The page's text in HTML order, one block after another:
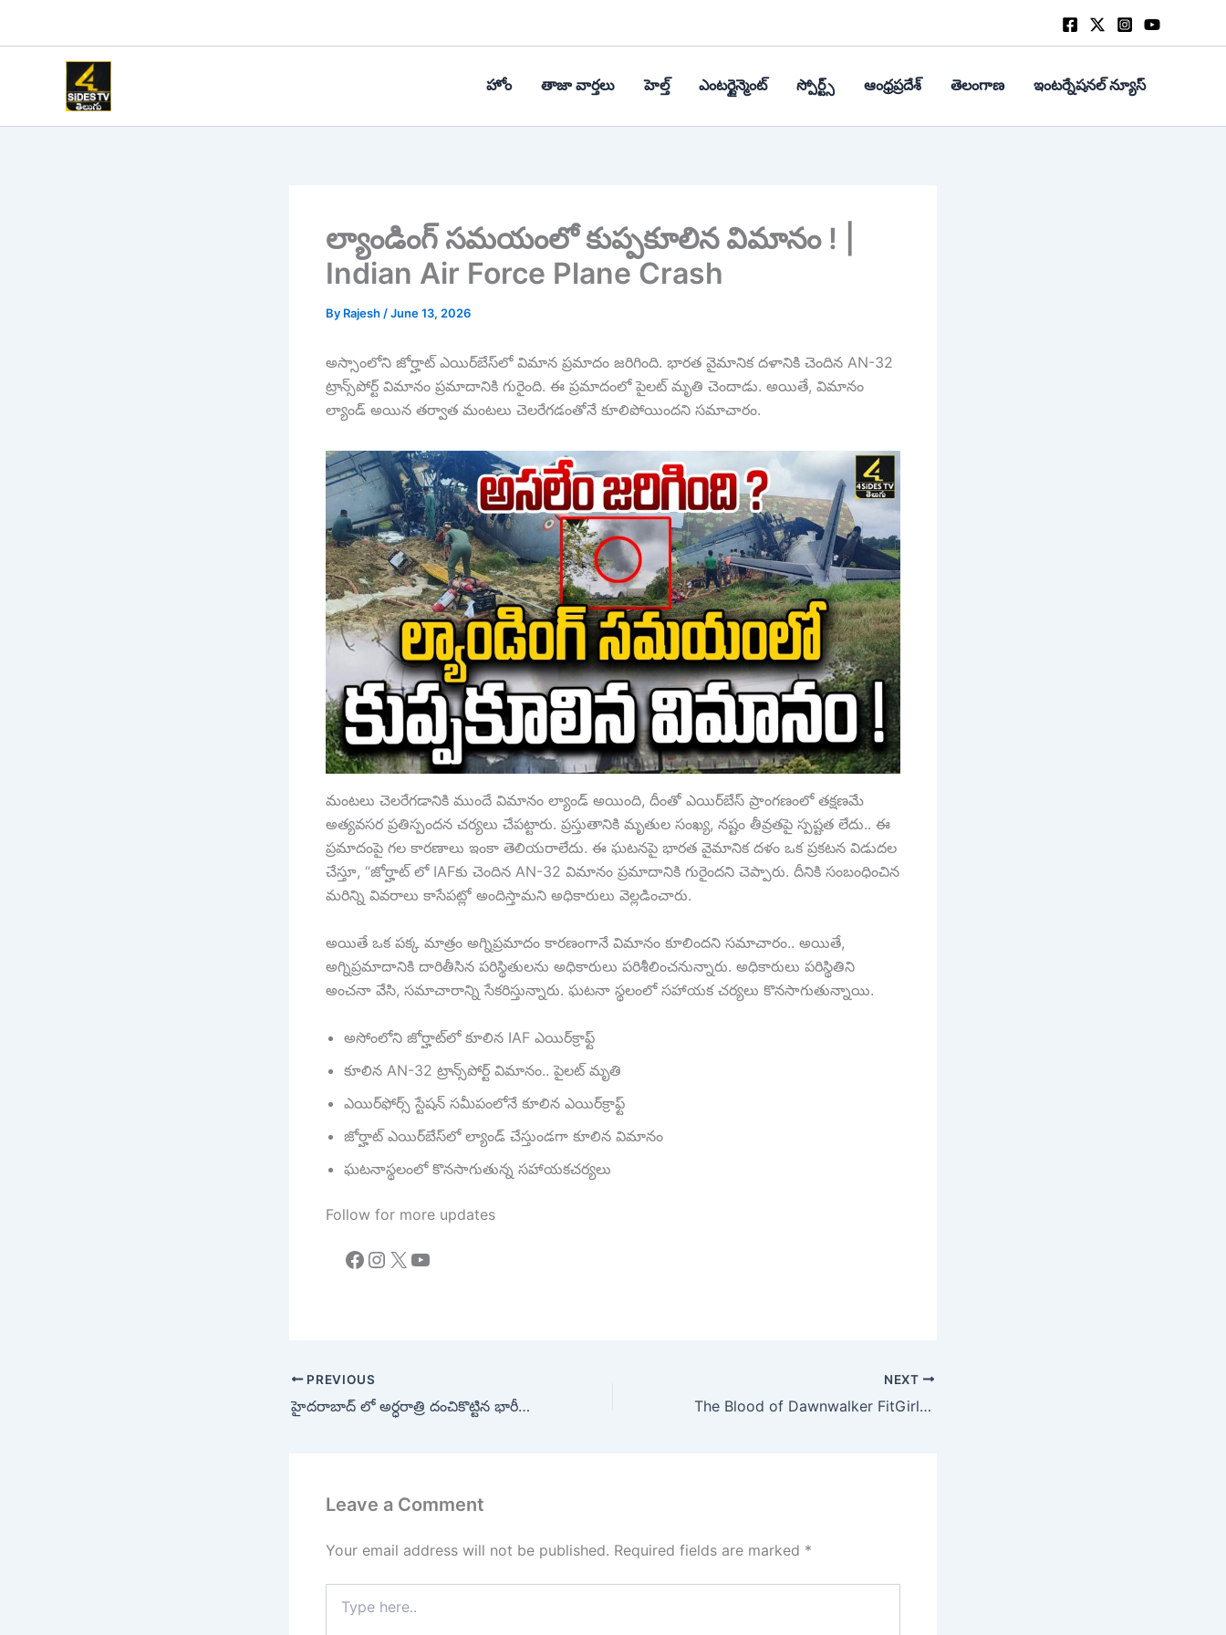
హోం తాజా వార్తలు హెల్త్‌ ఎంటర్టైన్మెంట్ స్పోర్ట్స్ ఆంధ్రప్రదేశ్ తెలంగాణ ఇంటర్నేషనల్ న్యూస్
ల్యాండింగ్ సమయంలో కుప్పకూలిన విమానం ! |
Indian Air Force Plane Crash
By Rajesh /June 13, 2026
అస్సాంలోని జోర్హాట్ ఎయిర్‎బేస్‎లో విమాన ప్రమాదం జరిగింది. భారత వైమానిక దళానికి చెందిన AN-32
ట్రాన్స్‎పోర్ట్ విమానం ప్రమాదానికి గురైంది. ఈ ప్రమాదంలో పైలట్ మృతి చెందాడు. అయితే, విమానం
ల్యాండ్ అయిన తర్వాత మంటలు చెలరేగడంతోనే కూలిపోయిందని సమాచారం.
మంటలు చెలరేగడానికి ముందే విమానం ల్యాండ్ అయింది, దీంతో ఎయిర్‌బేస్ ప్రాంగణంలో తక్షణమే
అత్యవసర ప్రతిస్పందన చర్యలు చేపట్టారు. ప్రస్తుతానికి మృతుల సంఖ్య, నష్టం తీవ్రతపై స్పష్టత లేదు.. ఈ
ప్రమాదంపై గల కారణాలు ఇంకా తెలియరాలేదు. ఈ ఘటనపై భారత వైమానిక దళం ఒక ప్రకటన విడుదల
చేస్తూ, “జోర్హాట్ లో IAFకు చెందిన AN-32 విమానం ప్రమాదానికి గురైందని చెప్పారు. దీనికి సంబంధించిన
మరిన్ని వివరాలు కాసేపట్లో అందిస్తామని అధికారులు వెల్లడించారు.
అయితే ఒక పక్క మాత్రం అగ్నిప్రమాదం కారణంగానే విమానం కూలిందని సమాచారం.. అయితే,
అగ్నిప్రమాదానికి దారితీసిన పరిస్థితులను అధికారులు పరిశీలించనున్నారు. అధికారులు పరిస్థితిని
అంచనా వేసి, సమాచారాన్ని సేకరిస్తున్నారు. ఘటనా స్థలంలో సహాయక చర్యలు కొనసాగుతున్నాయి.
అసోంలోని జోర్హాట్‎లో కూలిన IAF ఎయిర్‎క్రాఫ్ట్
కూలిన AN-32 ట్రాన్స్‎పోర్ట్ విమానం.. పైలట్ మృతి
ఎయిర్‎ఫోర్స్ స్టేషన్ సమీపంలోనే కూలిన ఎయిర్‎క్రాఫ్ట్
జోర్హాట్ ఎయిర్‎బేస్‎లో ల్యాండ్ చేస్తుండగా కూలిన విమానం
ఘటనాస్థలంలో కొనసాగుతున్న సహాయకచర్యలు
Follow for more updates
Facebook
Instagram
X YouTube
PREVIOUS
హైదరాబాద్ లో అర్ధరాత్రి దంచికొట్టిన భారీ వర్షం | Heavy Rain Lashes Hyderabad
NEXT
The Blood of Dawnwalker FitGirl Repack for Desktop Multilingual
Leave a Comment
Your email address will not be published. Required fields are marked *
here..